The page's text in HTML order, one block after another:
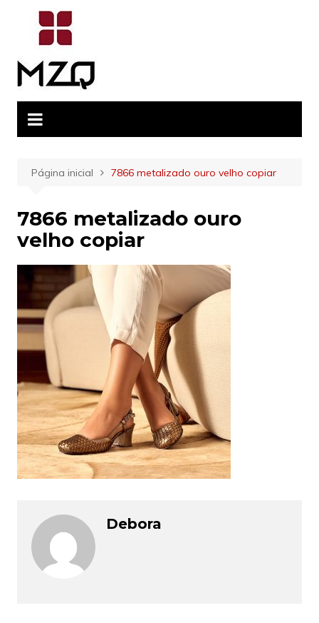
conteúdo
Página inicial 7866 metalizado ouro velho copiar
7866 metalizado ouro
velho copiar
Debora